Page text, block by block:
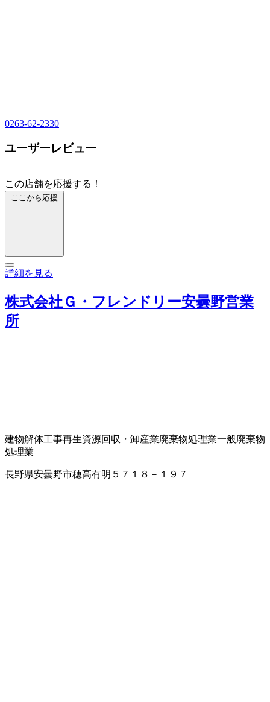
0263-62-2330
ユーザーレビュー
この店舗を応援する！
ここから応援
詳細を見る
株式会社Ｇ・フレンドリー安曇野営業
所
建物解体工事再生資源回収・卸産業廃棄物処理業一般廃棄物
処理業
長野県安曇野市穂高有明５７１８－１９７